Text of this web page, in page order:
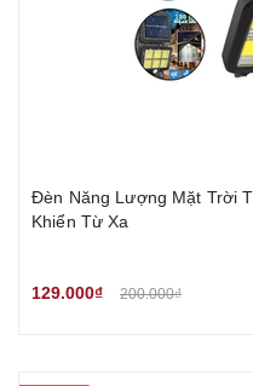
Đèn Năng Lượng Mặt Trời
Khiển Từ Xa
129.000₫ 200.000₫